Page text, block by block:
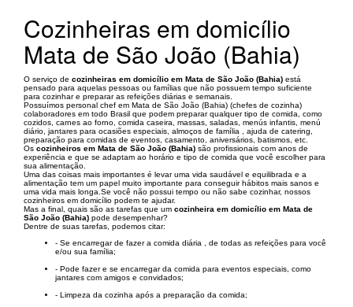
Cozinheiras em domicílio
Mata de São João (Bahia)
O serviço de cozinheiras em domicílio em Mata de São João (Bahia) está
pensado para aquelas pessoas ou famílias que não possuem tempo suficiente
para cozinhar e preparar as refeições diárias e semanais.
Possuímos personal chef em Mata de São João (Bahia) (chefes de cozinha)
colaboradores em todo Brasil que podem preparar qualquer tipo de comida, como
cozidos, carnes ao forno, comida caseira, massas, saladas, menús infantis, menú
diário, jantares para ocasiões especiais, almoços de família , ajuda de catering,
preparação para comidas de eventos, casamento, aniversários, batismos, etc.
Os cozinheiros em Mata de São João (Bahia) são profissionais com anos de
experiência e que se adaptam ao horário e tipo de comida que você escolher para
sua alimentação.
Uma das coisas mais importantes é levar uma vida saudável e equilibrada e a
alimentação tem um papel muito importante para conseguir hábitos mais sanos e
uma vida mais longa.Se você não possui tempo ou não sabe cozinhar, nossos
cozinheiros em domicílio podem te ajudar.
Mas a final, quais são as tarefas que um cozinheira em domicílio em Mata de
São João (Bahia) pode desempenhar?
Dentre de suas tarefas, podemos citar:
- Se encarregar de fazer a comida diária , de todas as refeições para você
e/ou sua família;
- Pode fazer e se encarregar da comida para eventos especiais, como
jantares com amigos e convidados;
- Limpeza da cozinha após a preparação da comida;